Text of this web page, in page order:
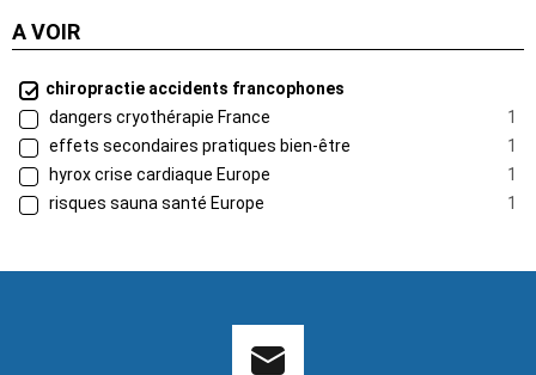
A VOIR
chiropractie accidents francophones
dangers cryothérapie France
1
effets secondaires pratiques bien-être
1
hyrox crise cardiaque Europe
1
risques sauna santé Europe
1